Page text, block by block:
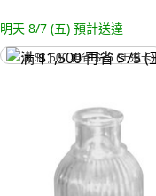
明天 8/7 (五) 預計送達
满 $1,500 再省 $75 (王道卡)